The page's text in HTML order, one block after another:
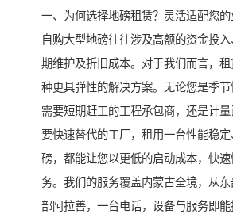
一、为何选择地磅租赁？灵活适配您
自购大型地磅往往涉及高额的资金投
期维护及折旧成本。对于我们而言，
种更具弹性的解决方案。无论您是季节
需要短期赶工的工程承包商，还是计
要快速替代的工厂，租用一台性能稳
磅，都能让您以更低的启动成本，快
务。我们的服务覆盖内蒙古全境，从
部阿拉善，一台电话，设备与服务即能